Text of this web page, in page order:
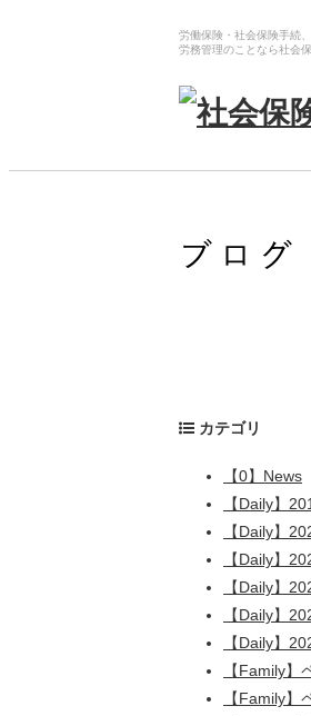
労働保険・社会保険手続
労務管理のことなら社会
カテゴリ
【0】News
【Daily】
【Daily】
【Daily】
【Daily】
【Daily】
【Daily】
【Family】
【Family】